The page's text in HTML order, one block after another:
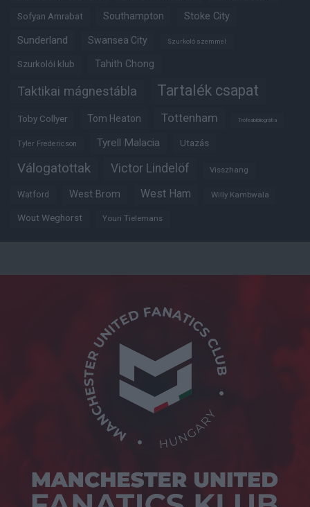
Sofyan Amrabat Southampton Stoke City
Sunderland Swansea City Szurkoló szemmel
Szurkolói klub Tahith Chong
Taktikai mágnestábla Tartalék csapat
Toby Collyer Tom Heaton Tottenham Trófeabibliográfia
Tyler Fredericson Tyrell Malacia Utazás
Válogatottak Victor Lindelöf Visszhang
Watford West Brom West Ham Willy Kambwala
Wout Weghorst Youri Tielemans